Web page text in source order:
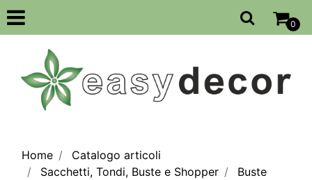
Open
0
Home
Catalogo articoli
Sacchetti, Tondi, Buste e Shopper
Buste